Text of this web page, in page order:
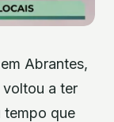
Abrantes,
voltou a ter
tempo que